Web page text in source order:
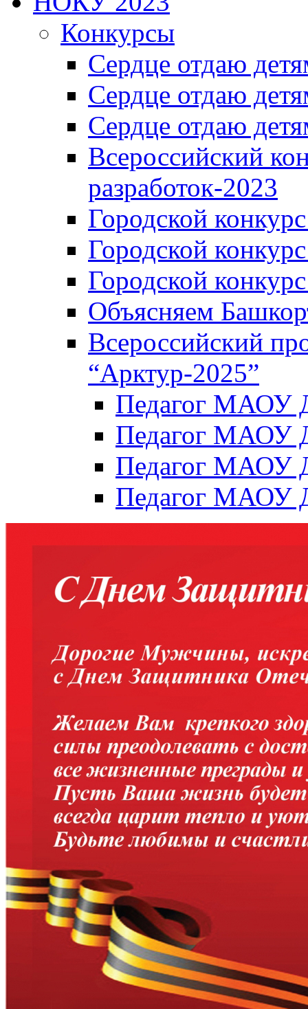
Конкурсы
Сердце отдаю
Сердце отдаю
Сердце отдаю
Всероссийский
разработок-2023
Городской
Городской
Городской
Объясняем
Всероссийский
“Арктур-2025”
Педагог МАОУ
Педагог МАОУ
Педагог МАОУ
Педагог МАОУ